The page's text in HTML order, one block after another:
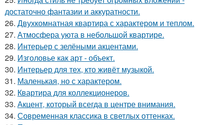
достаточно фантазии и аккуратности.
26. Двухкомнатная квартира с характером и теплом.
27. Атмосфера уюта в небольшой квартире.
28. Интерьер с зелёными акцентами.
29. Изголовье как арт - объект.
30. Интерьер для тех, кто живёт музыкой.
31. Маленькая, но с характером.
32. Квартира для коллекционеров.
33. Акцент, который всегда в центре внимания.
34. Современная классика в светлых оттенках.